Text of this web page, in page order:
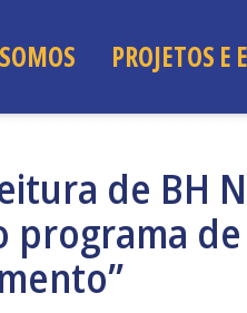
PROJETOS E
de BH
programa